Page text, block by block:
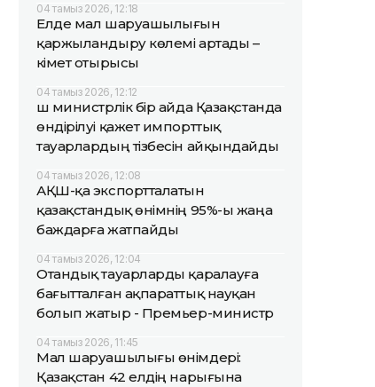
04 тамыз 2026, 12:18
Елде мал шаруашылығын
қаржыландыру көлемі артады –
Үкімет отырысы
04 тамыз 2026, 12:12
Үш министрлік бір айда Қазақстанда
өндірілуі қажет импорттық
тауарлардың тізбесін айқындайды
04 тамыз 2026, 12:08
АҚШ-қа экспортталатын
қазақстандық өнімнің 95%-ы жаңа
баждарға жатпайды
04 тамыз 2026, 12:04
Отандық тауарларды қаралауға
бағытталған ақпараттық науқан
болып жатыр - Премьер-министр
04 тамыз 2026, 11:45
Мал шаруашылығы өнімдері:
Қазақстан 42 елдің нарығына